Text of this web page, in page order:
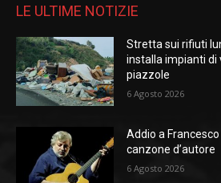
LE ULTIME NOTIZIE
Stretta sui rifiuti
installa impianti di
piazzole
6 Agosto 2026
Addio a
canzone d’autore
6 Agosto 2026